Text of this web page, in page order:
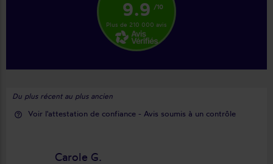
9.9 /10
Plus de 210 000 avis
Du plus récent au plus ancien
help_outline Voir l'attestation de confiance - Avis soumis à un contrôle
Carole G.